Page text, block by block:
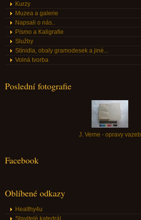
Kurzy
Muzea a galerie
Napsali o nás..
Písmo a Kaligrafie
Služby
Stínidla, obaly gramodesek a jiné...
Volná tvorba
Poslední fotografie
J. Verne - opravy vazeb
Facebook
Oblíbené odkazy
Healthy4u
Stavitelé katedrál